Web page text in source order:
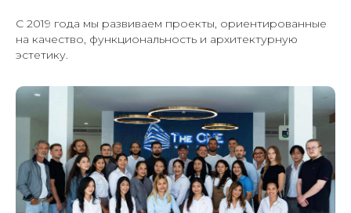
С 2019 года мы развиваем проекты, ориентированные
на качество, функциональность и архитектурную
эстетику.